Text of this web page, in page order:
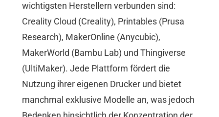
wichtigsten Herstellern verbunden sind:
Creality Cloud (Creality), Printables (Prusa
Research), MakerOnline (Anycubic),
MakerWorld (Bambu Lab) und Thingiverse
(UltiMaker). Jede Plattform fördert die
Nutzung ihrer eigenen Drucker und bietet
manchmal exklusive Modelle an, was jedoch